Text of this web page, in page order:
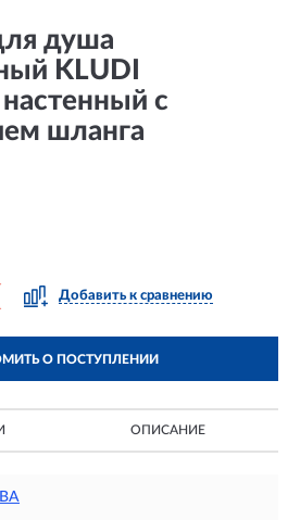
душа
KLUDI
настенный с
шланга
Добавить к сравнению
О ПОСТУПЛЕНИИ
ОПИСАНИЕ